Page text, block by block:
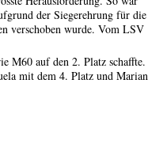
der Siegerehrung für die
verschoben wurde. Vom LSV
M60 auf den 2. Platz schaffte.
mit dem 4. Platz und Marian